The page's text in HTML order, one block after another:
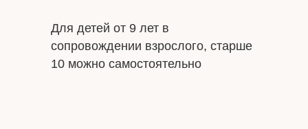
Для детей от 9 лет в
сопровождении взрослого, старше
10 можно самостоятельно